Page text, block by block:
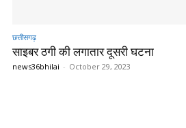
छत्तीसगढ़
साइबर ठगी की लगातार दूसरी घटना
news36bhilai - October 29, 2023